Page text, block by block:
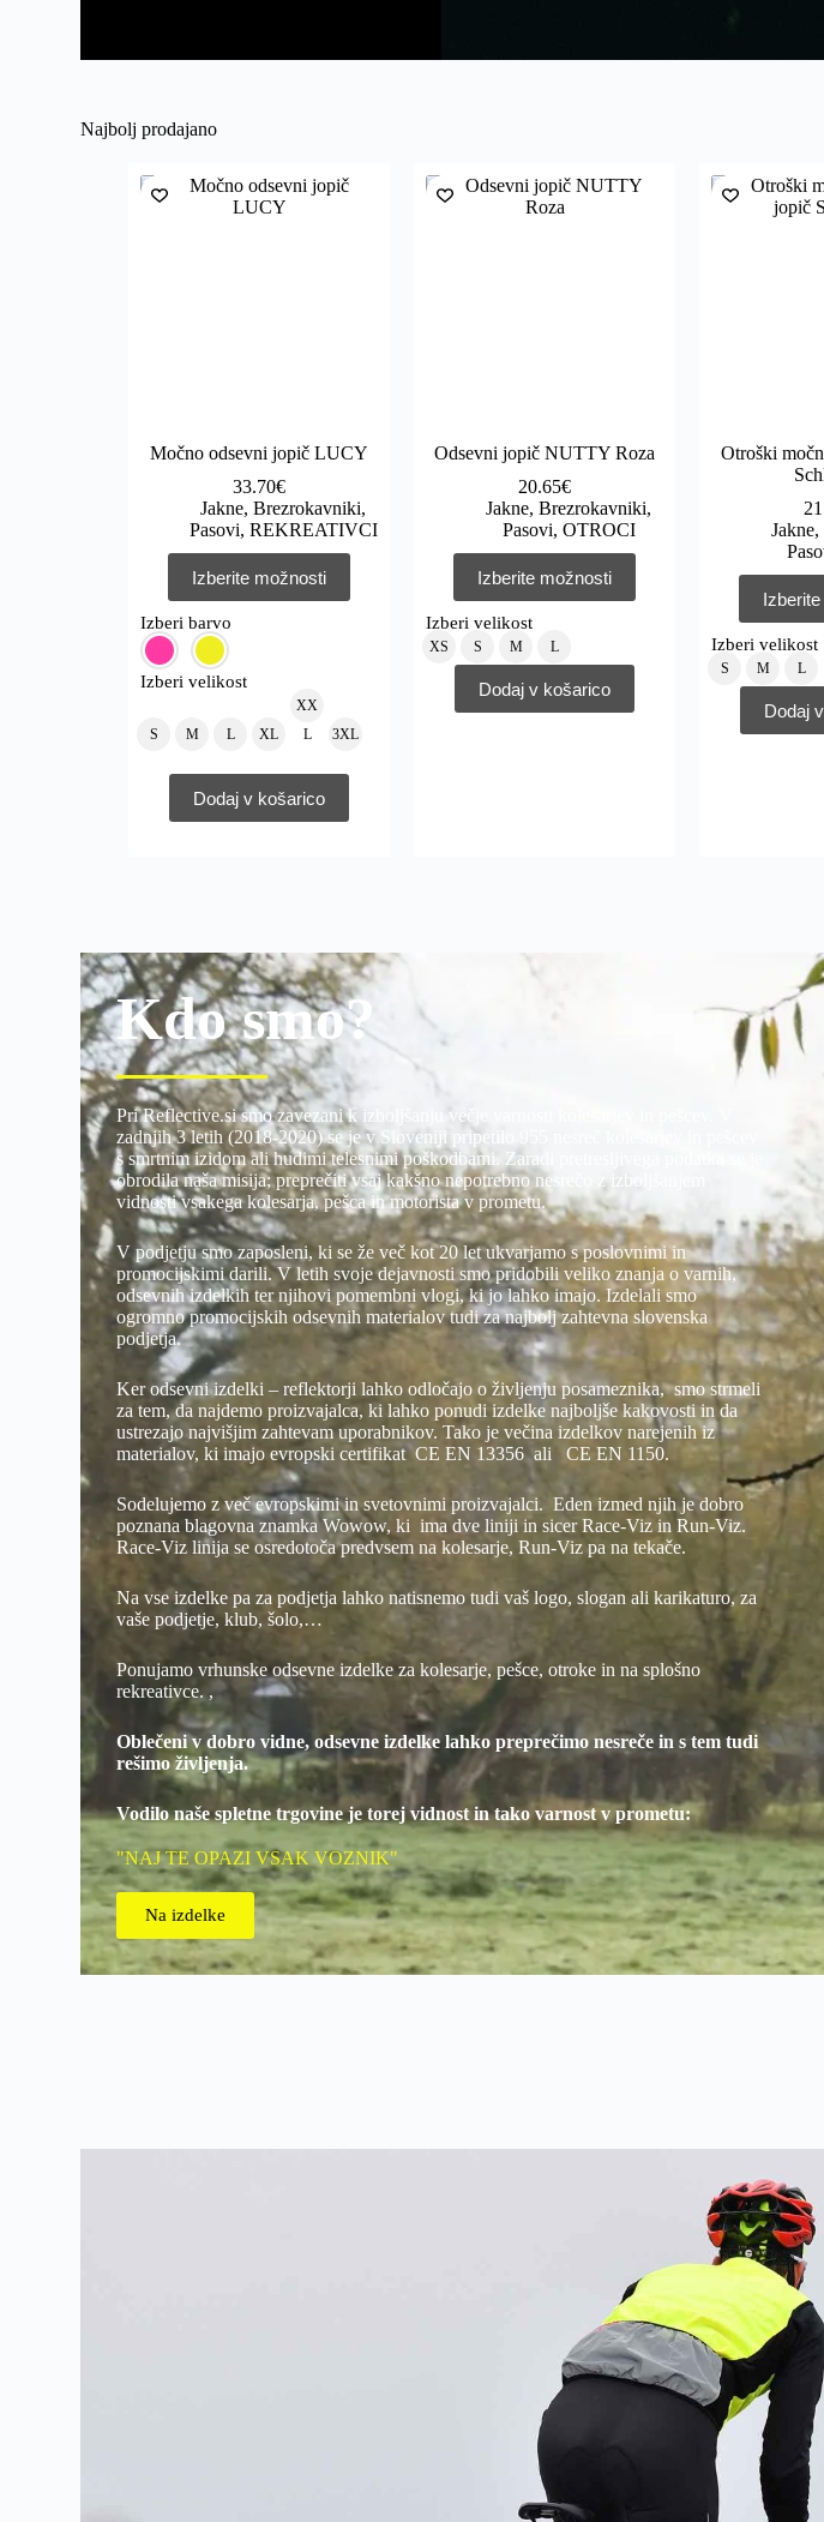
Najbolj prodajano
Močno odsevni jopič LUCY
33.70€
Jakne, Brezrokavniki,
Pasovi, REKREATIVCI
Izberite možnosti
Izberi barvo
Izberi velikost
S M L XL
XX
L
3XL
Dodaj v košarico
Odsevni jopič NUTTY Roza
20.65€
Jakne, Brezrokavniki,
Pasovi, OTROCI
Izberite možnosti
Izberi velikost
XS S M L
Dodaj v košarico
Otroški
Izberi velikost
S M L
Dodaj
Kdo smo?
Pri Reflective.si smo zavezani k izboljšanju večje varnosti kolesarjev in pešcev. V
zadnjih 3 letih (2018-2020) se je v Sloveniji pripetilo 955 nesreč kolesarjev in pešcev
s smrtnim izidom ali hudimi telesnimi poškodbami. Zaradi pretresljivega podatka se je
obrodila naša misija; preprečiti vsaj kakšno nepotrebno nesrečo z izboljšanjem
vidnosti vsakega kolesarja, pešca in motorista v prometu.
V podjetju smo zaposleni, ki se že več kot 20 let ukvarjamo s poslovnimi in
promocijskimi darili. V letih svoje dejavnosti smo pridobili veliko znanja o varnih,
odsevnih izdelkih ter njihovi pomembni vlogi, ki jo lahko imajo. Izdelali smo
ogromno promocijskih odsevnih materialov tudi za najbolj zahtevna slovenska
podjetja.
Ker odsevni izdelki – reflektorji lahko odločajo o življenju posameznika, smo strmeli
za tem, da najdemo proizvajalca, ki lahko ponudi izdelke najboljše kakovosti in da
ustrezajo najvišjim zahtevam uporabnikov. Tako je večina izdelkov narejenih iz
materialov, ki imajo evropski certifikat CE EN 13356 ali CE EN 1150.
Sodelujemo z več evropskimi in svetovnimi proizvajalci. Eden izmed njih je dobro
poznana blagovna znamka Wowow, ki ima dve liniji in sicer Race-Viz in Run-Viz.
Race-Viz linija se osredotoča predvsem na kolesarje, Run-Viz pa na tekače.
Na vse izdelke pa za podjetja lahko natisnemo tudi vaš logo, slogan ali karikaturo, za
vaše podjetje, klub, šolo,…
Ponujamo vrhunske odsevne izdelke za kolesarje, pešce, otroke in na splošno
rekreativce. ,
Oblečeni v dobro vidne, odsevne izdelke lahko preprečimo nesreče in s tem tudi
rešimo življenja.
Vodilo naše spletne trgovine je torej vidnost in tako varnost v prometu:
"NAJ TE OPAZI VSAK VOZNIK"
Na izdelke